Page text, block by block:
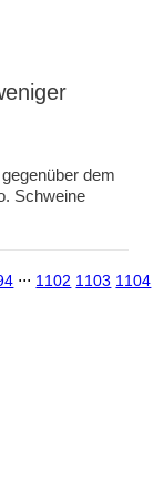
dem
Schweine
⋅⋅⋅ 1102 1103 1104